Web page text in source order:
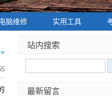
脑维修 实用工具
站内搜索
最新留言